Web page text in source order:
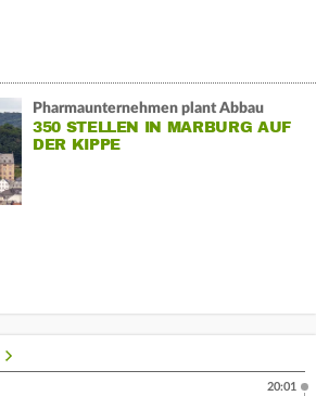
Pharmaunternehmen plant Abbau
350 STELLEN IN MARBURG AUF
DER KIPPE
20:01